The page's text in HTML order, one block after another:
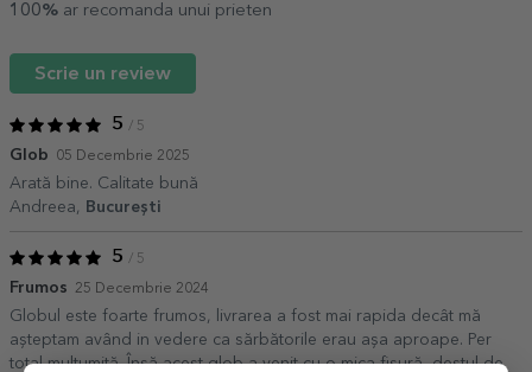
100% ar recomanda unui prieten
Scrie un review
5 / 5
Glob 05 Decembrie 2025
Arată bine. Calitate bună
Andreea,
București
5 / 5
Frumos 25 Decembrie 2024
Globul este foarte frumos, livrarea a fost mai rapida decât mă
așteptam având in vedere ca sărbătorile erau așa aproape. Per
total mulțumită. Însă acest glob a venit cu o mica fisură, destul de